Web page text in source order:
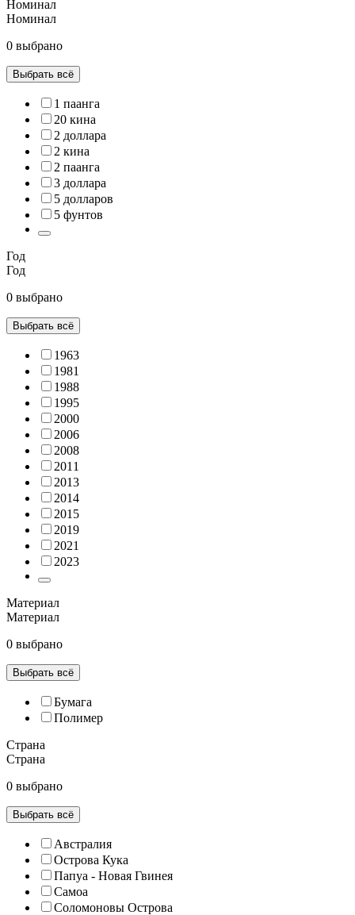
Номинал
Номинал
0 выбрано
Выбрать всё
1 паанга
20 кина
2 доллара
2 кина
2 паанга
3 доллара
5 долларов
5 фунтов
Год
Год
0 выбрано
Выбрать всё
1963
1981
1988
1995
2000
2006
2008
2011
2013
2014
2015
2019
2021
2023
Материал
Материал
0 выбрано
Выбрать всё
Бумага
Полимер
Страна
Страна
0 выбрано
Выбрать всё
Австралия
Острова Кука
Папуа - Новая Гвинея
Самоа
Соломоновы Острова